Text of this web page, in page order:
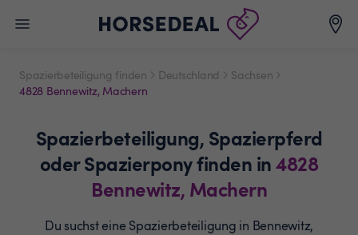
Spazierbeteiligung finden Deutschland
Sachsen
4828 Bennewitz, Machern
Spazierbeteiligung, Spazierpferd
oder Spazierponyfinden in4828
Bennewitz, Machern
Du suchst eine Spazierbeteiligung in Bennewitz,